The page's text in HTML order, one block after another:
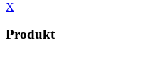
X
Produkt